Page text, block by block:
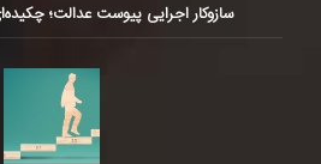
سازوکار اجرایی پیوست عدالت؛